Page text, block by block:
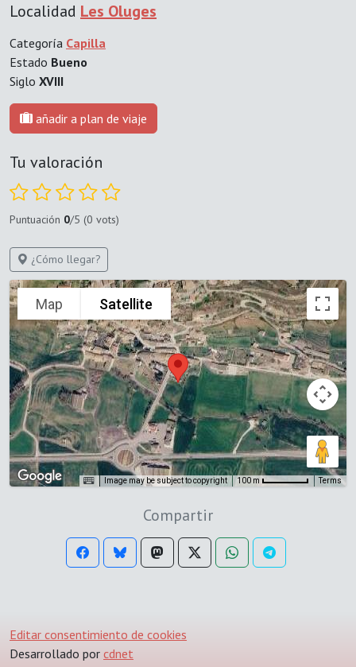
Localidad Les Oluges
Categoría Capilla
Estado Bueno
Siglo XVIII
añadir a plan de viaje
Tu valoración
Puntuación 0/5 (0 vots)
¿Cómo llegar?
Map Satellite
Image may be subject to copyright 100 m Terms
Compartir
Editar consentimiento de cookies
Desarrollado por cdnet